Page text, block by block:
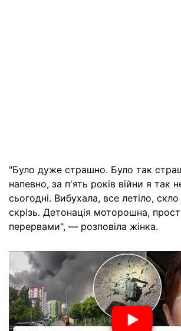
"Було дуже страшно. Було так
напевно, за п'ять років війни я так
сьогодні. Вибухала, все летіло,
скрізь. Детонація моторошна,
перервами", — розповіла жінка.